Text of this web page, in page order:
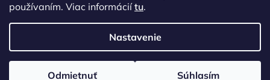
používaním. Viac informáciítu.
Nastavenie
Odmietnuť Súhlasím
Vytvoril Shoptet
Adatelier